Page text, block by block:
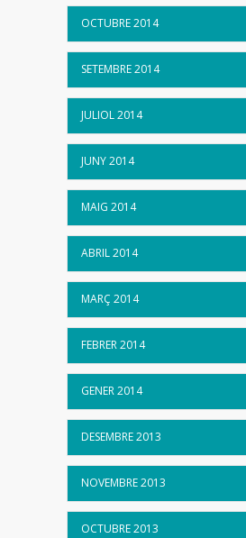
OCTUBRE 2014
SETEMBRE 2014
JULIOL 2014
JUNY 2014
MAIG 2014
ABRIL 2014
MARÇ 2014
FEBRER 2014
GENER 2014
DESEMBRE 2013
NOVEMBRE 2013
OCTUBRE 2013